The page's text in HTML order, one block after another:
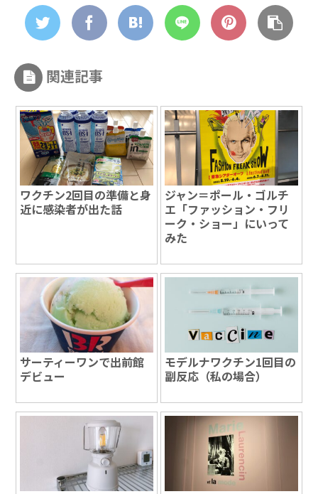
関連記事
ワクチン2回目の準備と身
近に感染者が出た話
ジャン＝ポール・ゴルチ
エ「ファッション・フリ
ーク・ショー」にいって
みた
サーティーワンで出前館
デビュー
モデルナワクチン1回目の
副反応（私の場合）